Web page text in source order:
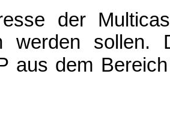
der
werden sollen.
aus dem